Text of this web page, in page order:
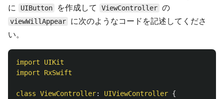
に
UIButton を作成して ViewController の
viewWillAppear
に次のようなコードを記述してくださ
い。
import
UIKit
import
RxSwift
class ViewController: UIViewController {